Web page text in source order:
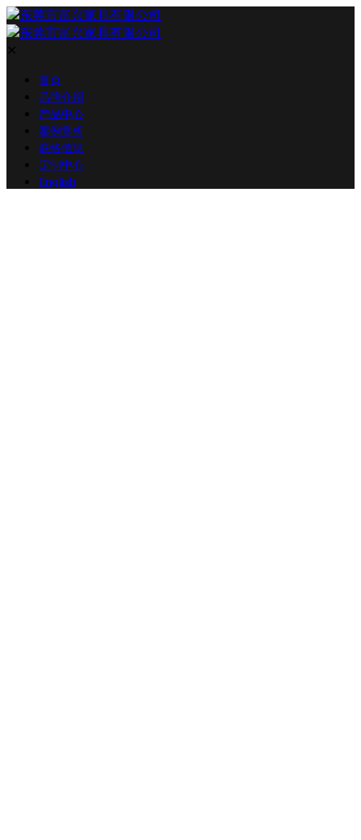
✕
首页
品牌介绍
产品中心
案例赏析
联络信息
定制中心
English